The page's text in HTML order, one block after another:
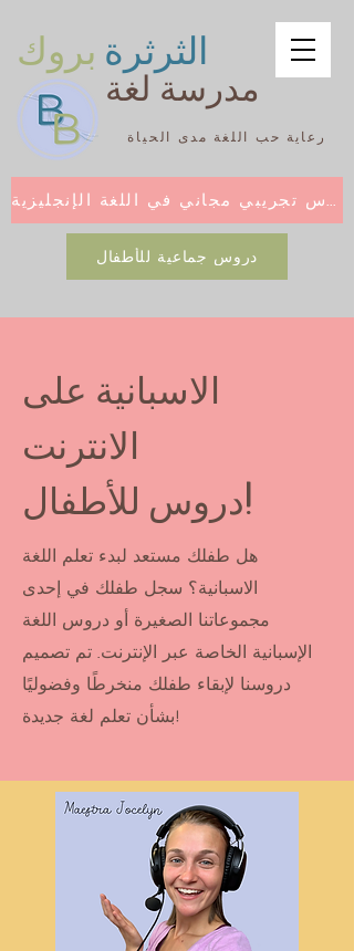
الثرثرة بروك
رعاية حب اللغة مدى الحياة
مدرسة لغة
درس تجريبي مجاني في اللغة الإنجليزية
دروس جماعية للأطفال
الاسبانية على
الانترنت
دروس للأطفال!
هل طفلك مستعد لبدء تعلم اللغة
الاسبانية؟ سجل طفلك في إحدى
مجموعاتنا الصغيرة أو دروس اللغة
الإسبانية الخاصة عبر الإنترنت. تم تصميم
دروسنا لإبقاء طفلك منخرطًا وفضوليًا
بشأن تعلم لغة جديدة!